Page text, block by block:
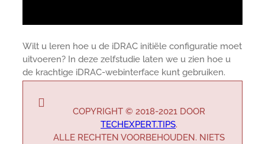
Wilt u leren hoe u de iDRAC initiële configuratie moet
uitvoeren? In deze zelfstudie laten we u zien hoe u
de krachtige iDRAC-webinterface kunt gebruiken.
COPYRIGHT © 2018-2021 DOOR
TECHEXPERT.TIPS.
ALLE RECHTEN VOORBEHOUDEN. NIETS